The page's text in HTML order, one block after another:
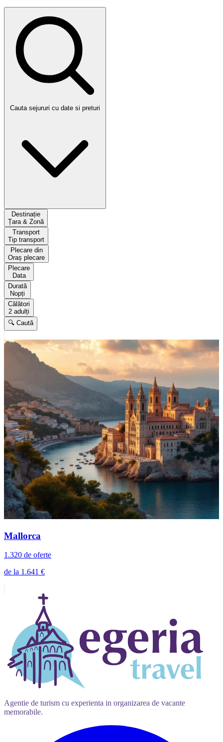
Cauta sejururi cu date si preturi
Destinație
Țara & Zonă
Transport
Tip transport
Plecare din
Oraș plecare
Plecare
Data
Durată
Nopți
Călători
2 adulți
🔍 Caută
Mallorca
1.320 de oferte
de la 1.641 €
Agentie de turism cu experienta in organizarea de vacante
memorabile.